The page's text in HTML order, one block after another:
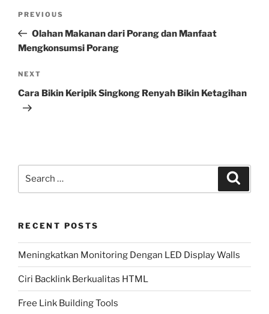
Previous
Post
PREVIOUS
Olahan Makanan dari Porang dan Manfaat
Mengkonsumsi Porang
Next
Post
NEXT
Cara Bikin Keripik Singkong Renyah Bikin Ketagihan
RECENT POSTS
Meningkatkan Monitoring Dengan LED Display Walls
Ciri Backlink Berkualitas HTML
Free Link Building Tools